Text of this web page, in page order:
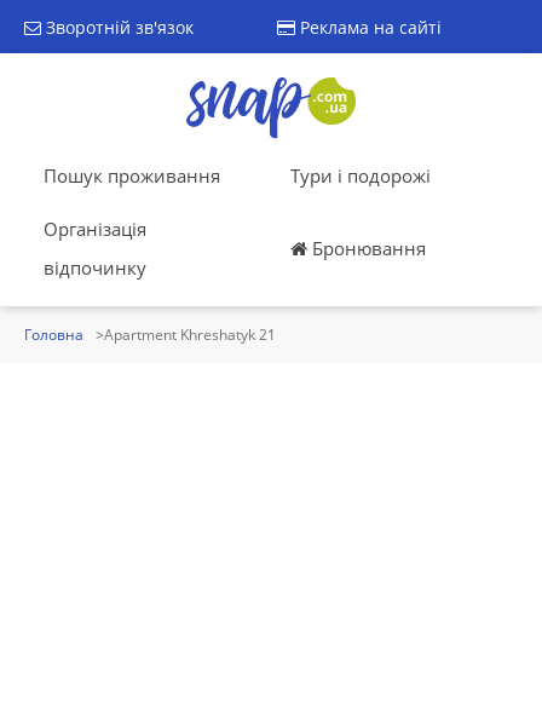
Зворотній зв'язок Реклама на сайті
Пошук проживання Тури і подорожі
Організація
відпочинку
Бронювання
Головна Apartment Khreshatyk 21